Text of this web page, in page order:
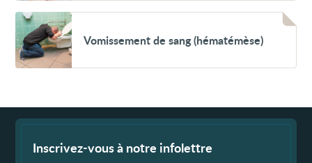
Voir
Vomissement
de
sang
(hématémèse)
Vomissement de sang (hématémèse)
Inscrivez-vous à notre infolettre